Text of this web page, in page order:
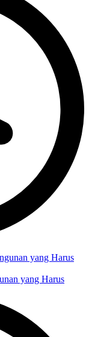
yang Harus